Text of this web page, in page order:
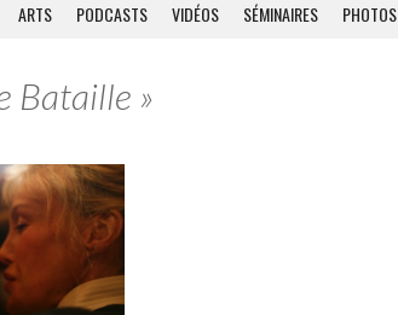
ARTS PODCASTS VIDÉOS SÉMINAIRES PHOTOS
Bataille »